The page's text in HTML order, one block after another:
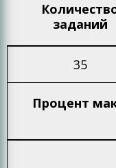
заданий
35
Процент